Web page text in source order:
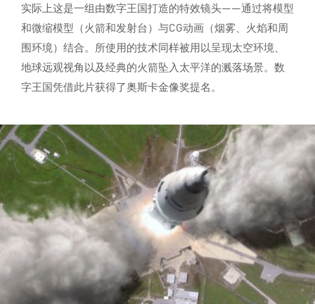
实际上这是一组由数字王国打造的特效镜头——通过将模型
和微缩模型（火箭和发射台）与CG动画（烟雾、火焰和周
围环境）结合。所使用的技术同样被用以呈现太空环境、
地球远观视角以及经典的火箭坠入太平洋的溅落场景。数
字王国凭借此片获得了奥斯卡金像奖提名。